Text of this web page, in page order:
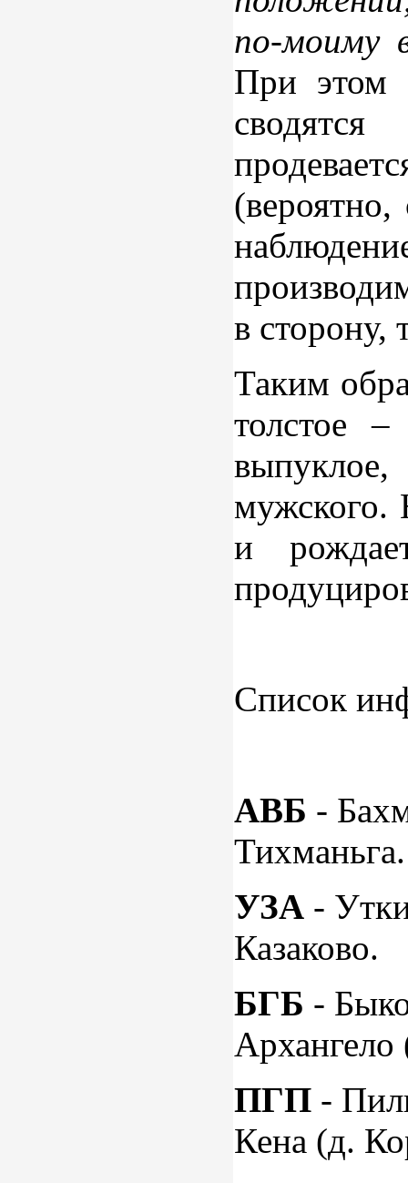
по-моиму
При этом
в сторону,
Таким
толстое
мужского.
и
Список
АВБ -
Тихманьга.
УЗА -
Казаково.
БГБ -
Архангело
ПГП -
Кена (д.